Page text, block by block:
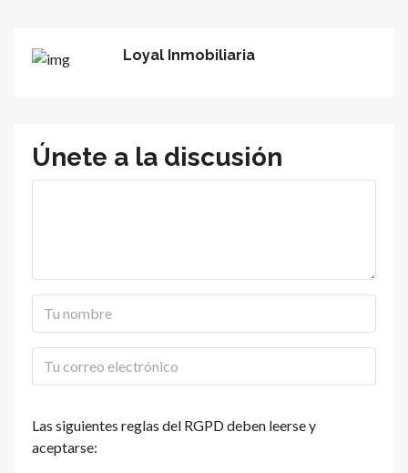
Loyal Inmobiliaria
Únete a la discusión
Las siguientes reglas del RGPD deben leerse y
aceptarse: